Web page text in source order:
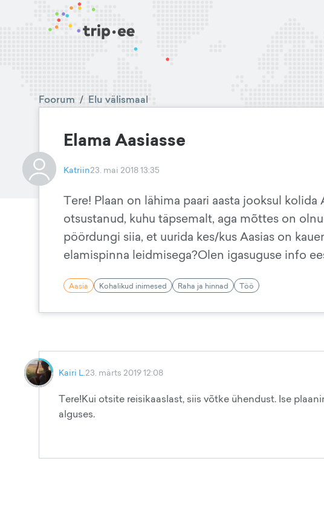
Foorum / Elu välismaal
Elama Aasiasse
Katriin23. mai 2018 13:35
Tere! Plaan on lähima paari aasta jooksul
otsustanud, kuhu täpsemalt, aga mõttes on
pöördungi siia, et uurida kes/kus Aasias on
elamispinna leidmisega?Olen igasuguse info
Aasia Kohalikud inimesed Raha ja hinnad Töö
Kairi L.23. märts 2019 12:08
Tere!Kui otsite reisikaaslast, siis võtke ühendust. Ise
alguses.